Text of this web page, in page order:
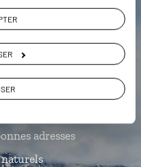
au
hôtel en 1
adresses
naturels